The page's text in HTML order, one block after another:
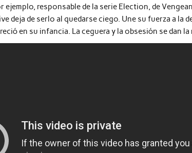
ejemplo, responsable de la serie Election, de
deja de serlo al quedarse ciego. Une su fuerza a la
en su infancia. La ceguera y la obsesión se dan